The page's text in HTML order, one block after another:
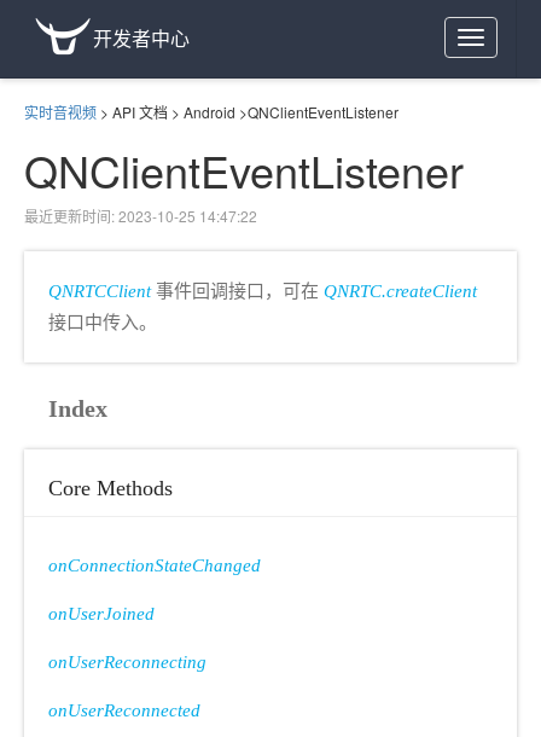
Toggle
navigation
开发者中心
实时音视频 > API 文档 > Android >QNClientEventListener
QNClientEventListener
最近更新时间: 2023-10-25 14:47:22
QNRTCClient事件回调接口，可在 QNRTC.createClient
接口中传入。
Index
Core Methods
onConnectionStateChanged
onUserJoined
onUserReconnecting
onUserReconnected